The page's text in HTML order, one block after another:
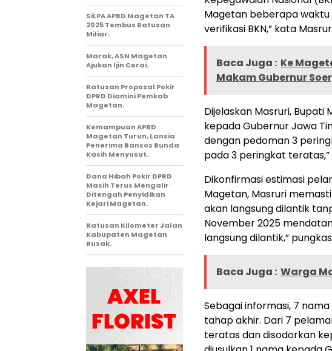
Magetan beberapa waktu
verifikasi BKN,” kata
Baca Juga : Ke
Makam Gubernur
Dijelaskan Masruri,
kepada Gubernur Jawa
dengan pedoman 3
pada 3 peringkat teratas,”
Dikonfirmasi estimasi
Magetan, Masruri
akan langsung dilantik
November 2025
langsung dilantik,”
Baca Juga : Warga
Sebagai informasi, 7
tahap akhir. Dari 7
teratas dan disodorkan
SiLPA APBD Magetan TA
2025 Tembus Ratusan
Miliar.
Marak, ASN Magetan
Ajukan Ijin Cerai.
Ratusan Proposal Pokir
DPRD Diamini Pemkab
Magetan.
Kemampuan APBD
Magetan Turun, Lansia
Penerima Bansos Bunda
Kasih Menyusut.
Dana Hibah Pokir DPRD
Masih Terus Mengalir
Ditengah Penyidikan
Kejari Magetan.
Ratusan Kilometer Jalan
Kabupaten Magetan
Rusak.